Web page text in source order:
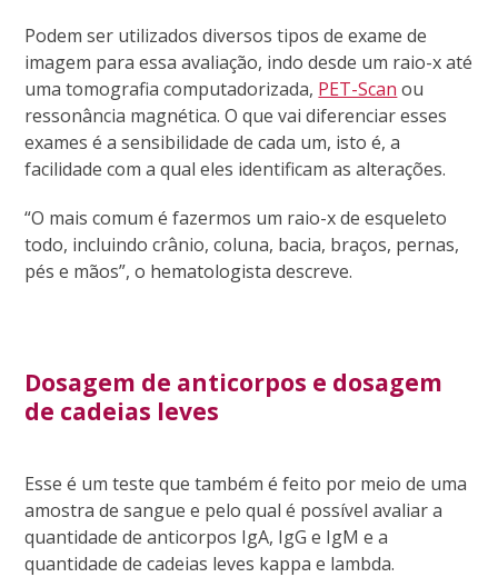
Podem ser utilizados diversos tipos de exame de
imagem para essa avaliação, indo desde um raio-x até
uma tomografia computadorizada, PET-Scan ou
ressonância magnética. O que vai diferenciar esses
exames é a sensibilidade de cada um, isto é, a
facilidade com a qual eles identificam as alterações.
“O mais comum é fazermos um raio-x de esqueleto
todo, incluindo crânio, coluna, bacia, braços, pernas,
pés e mãos”, o hematologista descreve.
Dosagem de anticorpos e dosagem
de cadeias leves
Esse é um teste que também é feito por meio de uma
amostra de sangue e pelo qual é possível avaliar a
quantidade de anticorpos IgA, IgG e IgM e a
quantidade de cadeias leves kappa e lambda.